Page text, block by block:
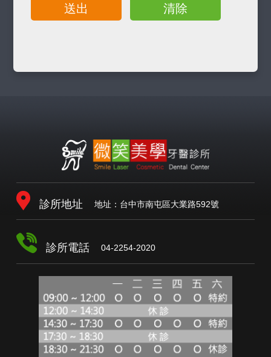
送出 清除
診所地址 地址：台中市南屯區大業路592號
診所電話 04-2254-2020